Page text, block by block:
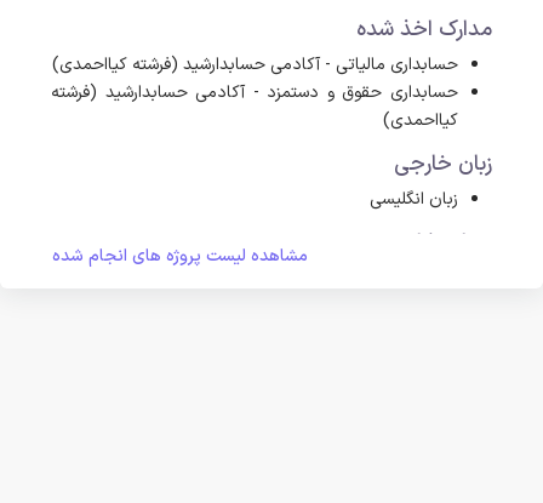
مدارک اخذ شده
حسابداری مالیاتی - آکادمی حسابدارشید (فرشته کیااحمدی)
حسابداری حقوق و دستمزد - آکادمی حسابدارشید (فرشته
کیااحمدی)
زبان خارجی
زبان انگلیسی
سوابق کاری مشاهده لیست پروژه های انجام شده